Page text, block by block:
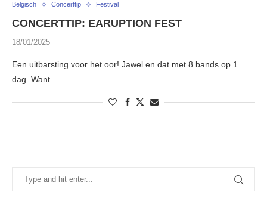
Belgisch Concerttip Festival
CONCERTTIP: EARUPTION FEST
18/01/2025
Een uitbarsting voor het oor! Jawel en dat met 8 bands op 1
dag. Want …